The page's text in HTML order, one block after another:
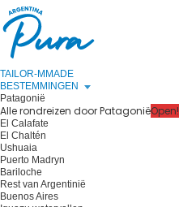
TAILOR-MMADE
BESTEMMINGEN
Patagonië
Alle rondreizen door PatagoniëOpen!
El Calafate
El Chaltén
Ushuaia
Puerto Madryn
Bariloche
Rest van Argentinië
Buenos Aires